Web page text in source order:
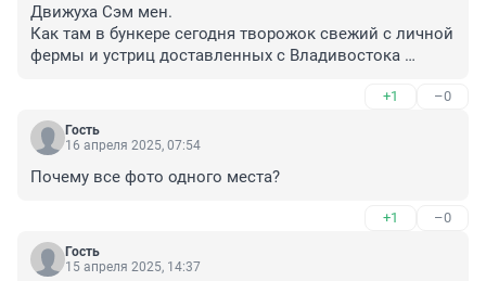
Движуха Сэм мен.
Как там в бункере сегодня творожок свежий с личной
фермы и устриц доставленных с Владивостока
Или сегодня хамон из Испании и сыр из Италии?
+1 –0
Гость
16 апреля 2025, 07:54
Почему все фото одного места?
+1 –0
Гость
15 апреля 2025, 14:37